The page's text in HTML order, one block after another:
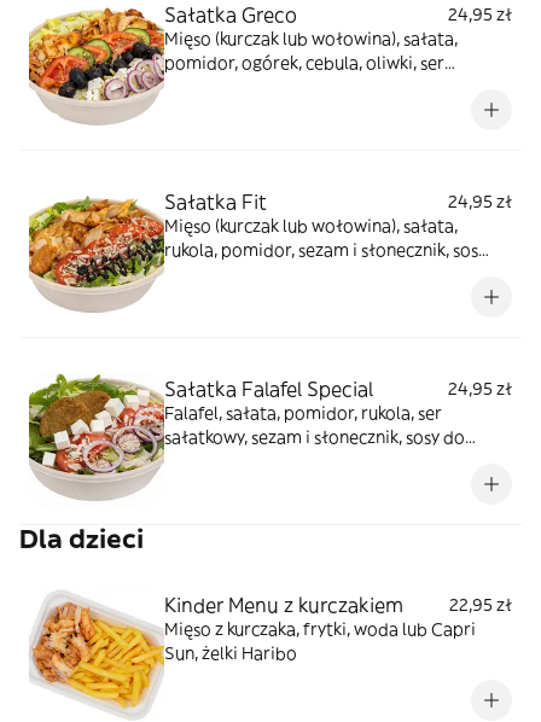
Sałatka Greco
24,95 zł
Mięso (kurczak lub wołowina), sałata,
pomidor, ogórek, cebula, oliwki, ser
Sałatka Fit
24,95 zł
Mięso (kurczak lub wołowina), sałata,
rukola, pomidor, sezam i słonecznik, sos
Sałatka Falafel Special
24,95 zł
Falafel, sałata, pomidor, rukola, ser
sałatkowy, sezam i słonecznik, sosy do
Dla dzieci
Kinder Menu z kurczakiem
22,95 zł
Mięso z kurczaka, frytki, woda lub Capri
Sun, żelki Haribo